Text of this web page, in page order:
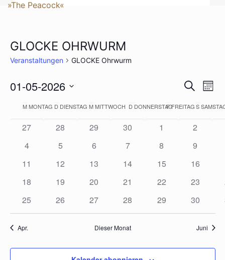
GLOCKE OHRWURM
Veranstaltungen GLOCKE Ohrwurm
UND
Suche
01-05-2026
wählen.
KALENDER
VON
VERANSTALTUNGEN
MMONTAG D DIENSTAG MMITTWOCH D DONNERSTAG
FFREITAGS
27 28 29 30 1
2
4
5 6 7 8 9
11
12 13 14 15 16
18
19 20 21 22 23
25
26 27 28 29 30
Apr. Dieser Monat Juni